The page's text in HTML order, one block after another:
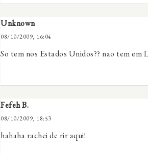
Unknown
08/10/2009, 16:04
So tem nos Estados Unidos?? nao tem em
Fefeh B.
08/10/2009, 18:53
hahaha rachei de rir aqui!